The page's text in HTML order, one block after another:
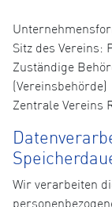
Sitz des Vereins:
Zuständige
(Vereinsbehörde)
Zentrale Vereins
Wir verarbeiten